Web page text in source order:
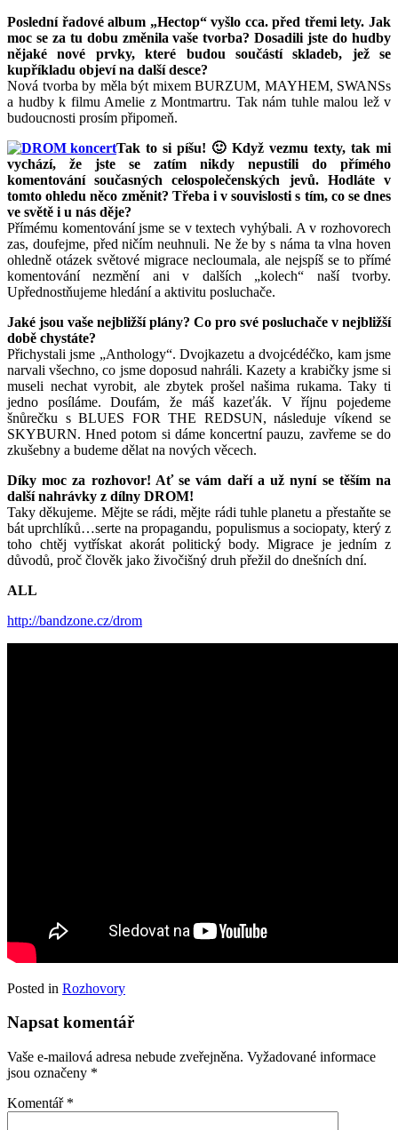
Poslední řadové album „Hectop“ vyšlo cca. před třemi lety. Jak
moc se za tu dobu změnila vaše tvorba? Dosadili jste do hudby
nějaké nové prvky, které budou součástí skladeb, jež se
kupříkladu objeví na další desce?
Nová tvorba by měla být mixem BURZUM, MAYHEM, SWANSs
a hudby k filmu Amelie z Montmartru. Tak nám tuhle malou lež v
budoucnosti prosím připomeň.
Tak to si píšu! 🙂 Když vezmu texty, tak mi
vychází, že jste se zatím nikdy nepustili do přímého
komentování současných celospolečenských jevů. Hodláte v
tomto ohledu něco změnit? Třeba i v souvislosti s tím, co se dnes
ve světě i u nás děje?
Přímému komentování jsme se v textech vyhýbali. A v rozhovorech
zas, doufejme, před ničím neuhnuli. Ne že by s náma ta vlna hoven
ohledně otázek světové migrace necloumala, ale nejspíš se to přímé
komentování nezmění ani v dalších „kolech“ naší tvorby.
Upřednostňujeme hledání a aktivitu posluchače.
Jaké jsou vaše nejbližší plány? Co pro své posluchače v nejbližší
době chystáte?
Přichystali jsme „Anthology“. Dvojkazetu a dvojcédéčko, kam jsme
narvali všechno, co jsme doposud nahráli. Kazety a krabičky jsme si
museli nechat vyrobit, ale zbytek prošel našima rukama. Taky ti
jedno posíláme. Doufám, že máš kazeťák. V říjnu pojedeme
šnůrečku s BLUES FOR THE REDSUN, následuje víkend se
SKYBURN. Hned potom si dáme koncertní pauzu, zavřeme se do
zkušebny a budeme dělat na nových věcech.
Díky moc za rozhovor! Ať se vám daří a už nyní se těším na
další nahrávky z dílny DROM!
Taky děkujeme. Mějte se rádi, mějte rádi tuhle planetu a přestaňte se
bát uprchlíků…serte na propagandu, populismus a sociopaty, který z
toho chtěj vytřískat akorát politický body. Migrace je jedním z
důvodů, proč člověk jako živočišný druh přežil do dnešních dní.
ALL
http://bandzone.cz/drom
Posted in Rozhovory
Napsat komentář
Vaše e-mailová adresa nebude zveřejněna. Vyžadované informace
jsou označeny *
Komentář *